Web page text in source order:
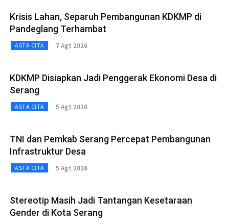
Krisis Lahan, Separuh Pembangunan KDKMP di
Pandeglang Terhambat
ASTA CITA 7 Agt 2026
KDKMP Disiapkan Jadi Penggerak Ekonomi Desa di
Serang
ASTA CITA 5 Agt 2026
TNI dan Pemkab Serang Percepat Pembangunan
Infrastruktur Desa
ASTA CITA 5 Agt 2026
Stereotip Masih Jadi Tantangan Kesetaraan
Gender di Kota Serang